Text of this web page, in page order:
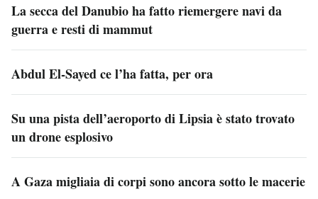
La secca del Danubio ha fatto riemergere navi da
guerra e resti di mammut
Abdul El-Sayed ce l’ha fatta, per ora
Su una pista dell’aeroporto di Lipsia è stato trovato
un drone esplosivo
A Gaza migliaia di corpi sono ancora sotto le macerie